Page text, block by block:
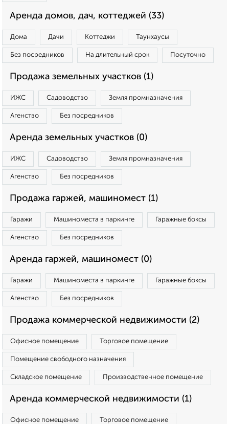
Аренда домов, дач, коттеджей (33)
Дома Дачи Коттеджи Таунхаусы
Без посредников На длительный срок Посуточно
Продажа земельных участков (1)
ИЖС Садоводство Земля промназначения
Агенство Без посредников
Аренда земельных участков (0)
ИЖС Садоводство Земля промназначения
Агенство Без посредников
Продажа гаржей, машиномест (1)
Гаражи Машиноместа в паркинге Гаражные боксы
Агенство Без посредников
Аренда гаржей, машиномест (0)
Гаражи Машиноместа в паркинге Гаражные боксы
Агенство Без посредников
Продажа коммерческой недвижимости (2)
Офисное помещение Торговое помещение
Помещение свободного назначения
Складское помещение Производственное помещение
Аренда коммерческой недвижимости (1)
Офисное помещение Торговое помещение